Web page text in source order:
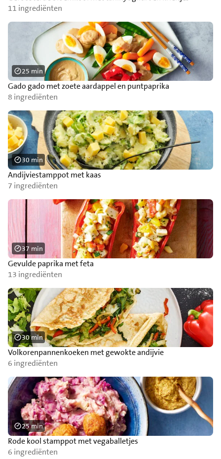
11 ingrediënten
Gado gado met zoete aardappel en puntpaprika
8 ingrediënten
25 min
Andijviestamppot met kaas
7 ingrediënten
30 min
Gevulde paprika met feta
13 ingrediënten
37 min
Volkorenpannenkoeken met gewokte andijvie
6 ingrediënten
30 min
Rode kool stamppot met vegaballetjes
6 ingrediënten
25 min